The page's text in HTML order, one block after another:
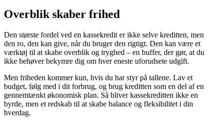
Overblik skaber frihed
Den største fordel ved en kassekredit er ikke selve kreditten, men
den ro, den kan give, når du bruger den rigtigt. Den kan være et
værktøj til at skabe overblik og tryghed – en buffer, der gør, at du
ikke behøver bekymre dig om hver eneste uforudsete udgift.
Men friheden kommer kun, hvis du har styr på tallene. Lav et
budget, følg med i dit forbrug, og brug kreditten som en del af en
gennemtænkt økonomisk plan. Så bliver kassekreditten ikke en
byrde, men et redskab til at skabe balance og fleksibilitet i din
hverdag.